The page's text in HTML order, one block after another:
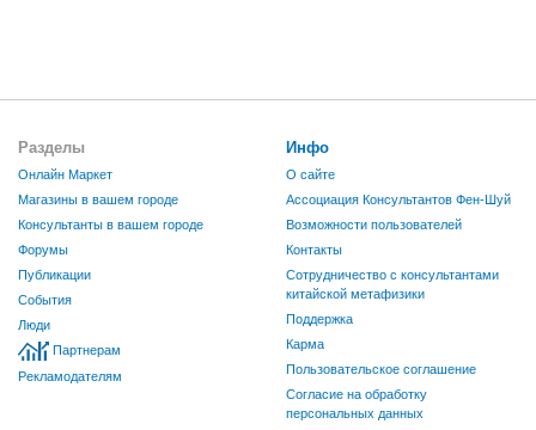
Разделы
Онлайн Маркет
Магазины в вашем городе
Консультанты в вашем городе
Форумы
Публикации
События
Люди
Партнерам
Рекламодателям
Инфо
О сайте
Ассоциация Консультантов Фен-Шуй
Возможности пользователей
Контакты
Сотрудничество с консультантами
китайской метафизики
Поддержка
Карма
Пользовательское соглашение
Согласие на обработку
персональных данных